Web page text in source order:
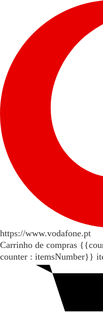
https://www.vodafone.pt
Carrinho de compras
counter : itemsNumber}}